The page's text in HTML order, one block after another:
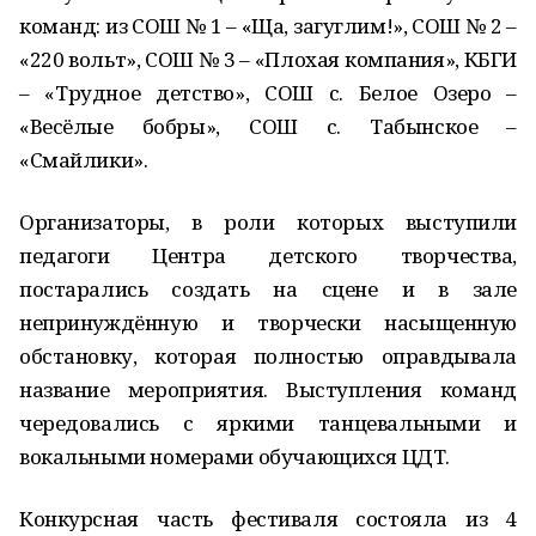
команд: из СОШ № 1 – «Ща, загуглим!», СОШ № 2 –
«220 вольт», СОШ № 3 – «Плохая компания», КБГИ
– «Трудное детство», СОШ с. Белое Озеро –
«Весёлые бобры», СОШ с. Табынское –
«Смайлики».
Организаторы, в роли которых выступили
педагоги Центра детского творчества,
постарались создать на сцене и в зале
непринуждённую и творчески насыщенную
обстановку, которая полностью оправдывала
название мероприятия. Выступления команд
чередовались с яркими танцевальными и
вокальными номерами обучающихся ЦДТ.
Конкурсная часть фестиваля состояла из 4